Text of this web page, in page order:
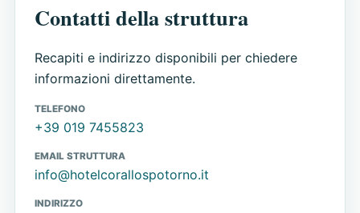
Contatti della struttura
Recapiti e indirizzo disponibili per chiedere
informazioni direttamente.
TELEFONO
+39 019 7455823
EMAIL STRUTTURA
info@hotelcorallospotorno.it
INDIRIZZO